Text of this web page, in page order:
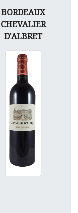
BORDEAUX
CHEVALIER
D'ALBRET